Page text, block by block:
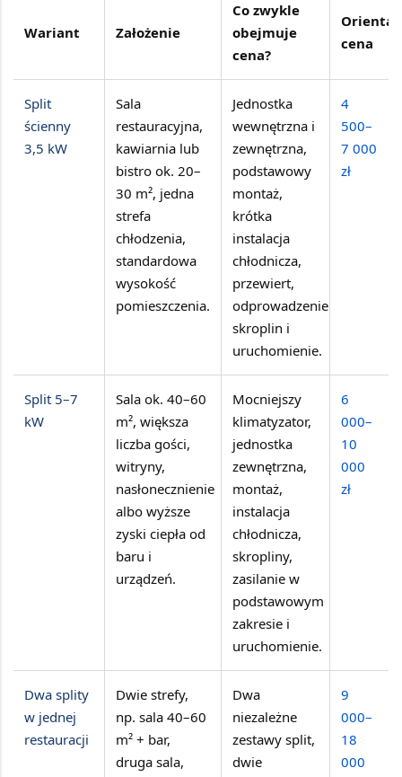
Wariant Założenie
Co zwykle
obejmuje
cena?
cena
Split
ścienny
3,5 kW
Sala
restauracyjna,
kawiarnia lub
bistro ok. 20–
30 m², jedna
strefa
chłodzenia,
standardowa
wysokość
pomieszczenia.
Jednostka
wewnętrzna i
zewnętrzna,
podstawowy
montaż,
krótka
instalacja
chłodnicza,
przewiert,
odprowadzenie
skroplin i
uruchomienie.
4
500–
7 000
zł
Split 5–7
kW
Sala ok. 40–60
m², większa
liczba gości,
witryny,
nasłonecznienie
albo wyższe
zyski ciepła od
baru i
urządzeń.
Mocniejszy
klimatyzator,
jednostka
zewnętrzna,
montaż,
instalacja
chłodnicza,
skropliny,
zasilanie w
podstawowym
zakresie i
uruchomienie.
6
000–
10
000
zł
Dwa splity
w jednej
restauracji
Dwie strefy,
np. sala 40–60
m² + bar,
druga sala,
Dwa
niezależne
zestawy split,
dwie
9
000–
18
000